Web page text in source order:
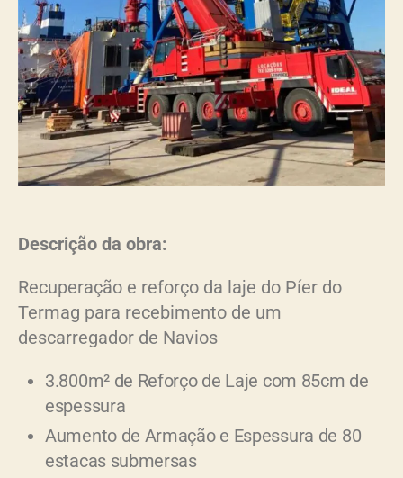
Descrição da obra:
Recuperação e reforço da laje do Píer do
Termag para recebimento de um
descarregador de Navios
3.800m² de Reforço de Laje com 85cm de
espessura
Aumento de Armação e Espessura de 80
estacas submersas